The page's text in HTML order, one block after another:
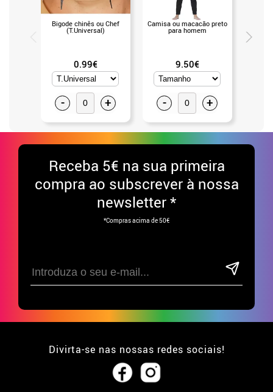
Bigode chinês ou Chef
(T.Universal)
0.99€
- +
Camisa ou macacão preto
para homem
9.50€
- +
Receba 5€ na sua primeira
compra ao subscrever à nossa
newsletter *
*Compras acima de 50€
Divirta-se nas nossas redes sociais!